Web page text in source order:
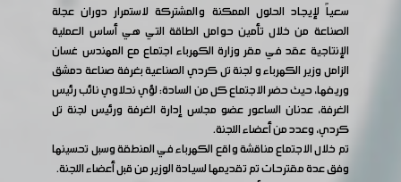
سعياً لإيجاد الحلول الممكنة والمشتركة لاستمرار دوران عجلة
الصناعة من خلال تأمين حوامل الطاقة التي هي أساس العملية
الإنتاجية عقد في مقر وزارة الكهرباء اجتماع مع المهندس غسان
الزامل وزير الكهرباء و لجنة تل كردي الصناعية بغرفة صناعة دمشق
وريفها، حيث حضر الاجتماع كل من السادة: لؤي نحلاوي نائب رئيس
الغرفة، عدنان الساعور عضو مجلس إدارة الغرفة ورئيس لجنة تل
كردي، وعدد من أعضاء اللجنة.
تم خلال الاجتماع مناقشة واقع الكهرباء في المنطقة وسبل تحسينها
وفق عدة مقترحات تم تقديمها لسيادة الوزير من قبل أعضاء اللجنة.